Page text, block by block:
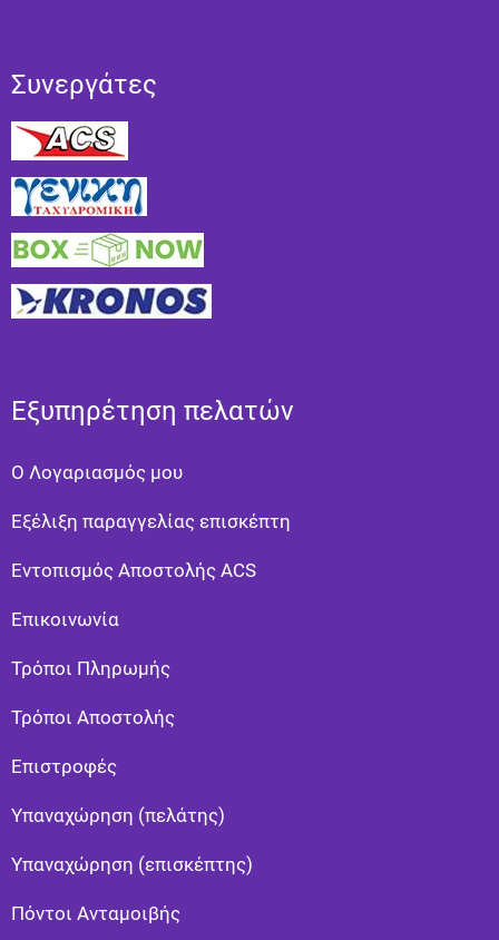
Συνεργάτες
Εξυπηρέτηση πελατών
Ο Λογαριασμός μου
Εξέλιξη παραγγελίας επισκέπτη
Εντοπισμός Αποστολής ACS
Επικοινωνία
Τρόποι Πληρωμής
Τρόποι Αποστολής
Eπιστροφές
Υπαναχώρηση (πελάτης)
Υπαναχώρηση (επισκέπτης)
Πόντοι Ανταμοιβής